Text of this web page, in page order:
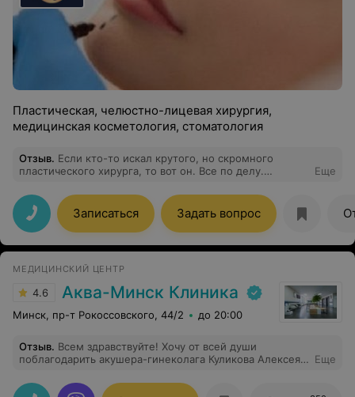
Пластическая, челюстно-лицевая хирургия,
медицинская косметология, стоматология
Отзыв. Если кто-то искал крутого, но скромного
пластического хирурга, то вот он. Все по делу.
Делала веки и подтяжку груди. Очень натурально,
рубцы тонкие
Еще
Записаться Задать вопрос
МЕДИЦИНСКИЙ ЦЕНТР
4.6 Аква-Минск Клиника
Минск, пр-т Рокоссовского, 44/2 до 20:00
Отзыв. Всем здравствуйте! Хочу от всей души
поблагодарить акушера-гинеколага Куликова Алексея
лапораскопию, а именно за высокий профессионализм,
Еще